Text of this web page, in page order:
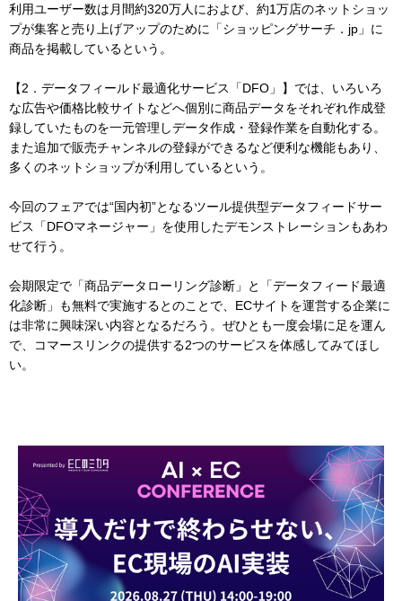
利用ユーザー数は月間約320万人におよび、約1万店のネットショッ
プが集客と売り上げアップのために「ショッピングサーチ．jp」に
商品を掲載しているという。
【2．データフィールド最適化サービス「DFO」】では、いろいろ
な広告や価格比較サイトなどへ個別に商品データをそれぞれ作成登
録していたものを一元管理しデータ作成・登録作業を自動化する。
また追加で販売チャンネルの登録ができるなど便利な機能もあり、
多くのネットショップが利用しているという。
今回のフェアでは“国内初”となるツール提供型データフィードサー
ビス「DFOマネージャー」を使用したデモンストレーションもあわ
せて行う。
会期限定で「商品データローリング診断」と「データフィード最適
化診断」も無料で実施するとのことで、ECサイトを運営する企業に
は非常に興味深い内容となるだろう。ぜひとも一度会場に足を運ん
で、コマースリンクの提供する2つのサービスを体感してみてほし
い。